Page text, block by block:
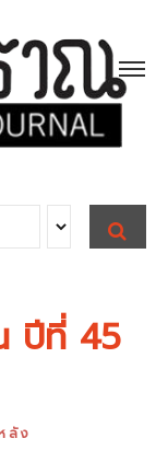
e
S
E
A
ปีที่ 45
ลัง